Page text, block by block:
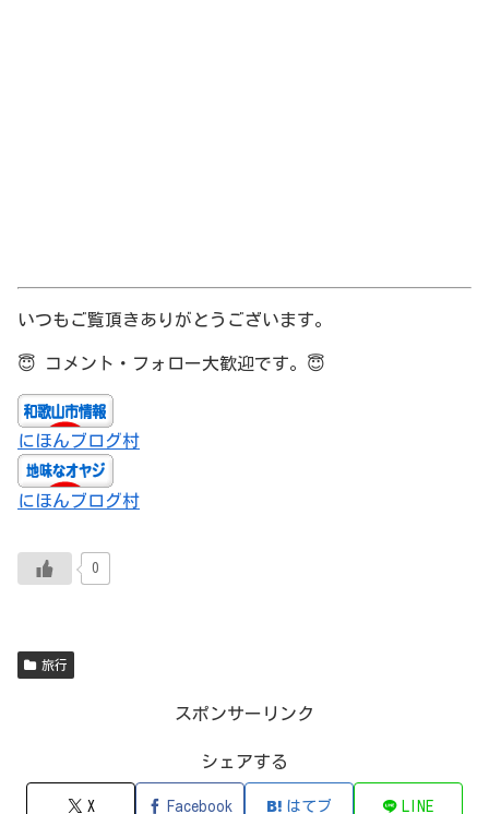
いつもご覧頂きありがとうございます。
😇 コメント・フォロー大歓迎です。 😇
にほんブログ村
にほんブログ村
0
旅行
スポンサーリンク
シェアする
X Facebook はてブ LINE